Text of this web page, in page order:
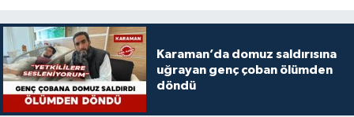
Karaman’da domuz saldırısına
uğrayan genç çoban ölümden
döndü